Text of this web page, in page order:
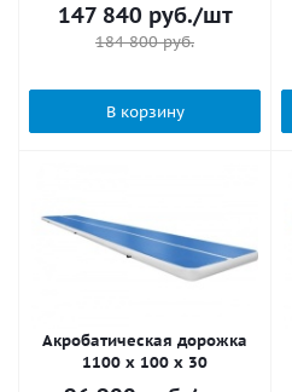
147 840 руб./шт
184 800руб.
В корзину
Акробатическая дорожка
1100 x 100 x 30